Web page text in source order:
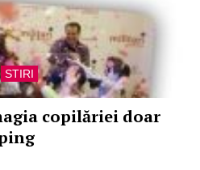
STIRI
copilăriei doar